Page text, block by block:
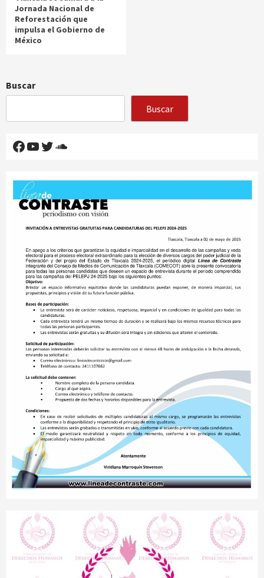
Jornada Nacional de
Reforestación que
impulsa el Gobierno de
México
Buscar
Buscar
Facebook
YouTube
Twitter
SoundCloud